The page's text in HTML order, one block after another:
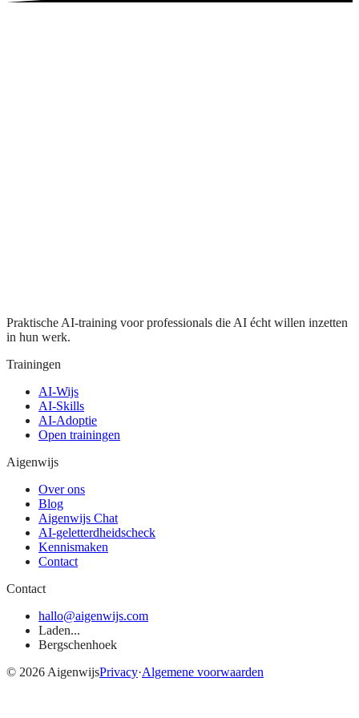
Praktische AI-training voor professionals die AI écht willen inzetten
in hun werk.
Trainingen
AI-Wijs
AI-Skills
AI-Adoptie
Open trainingen
Aigenwijs
Over ons
Blog
Aigenwijs Chat
AI-geletterdheidscheck
Kennismaken
Contact
Contact
hallo@aigenwijs.com
Laden...
Bergschenhoek
© 2026 AigenwijsPrivacy·Algemene voorwaarden